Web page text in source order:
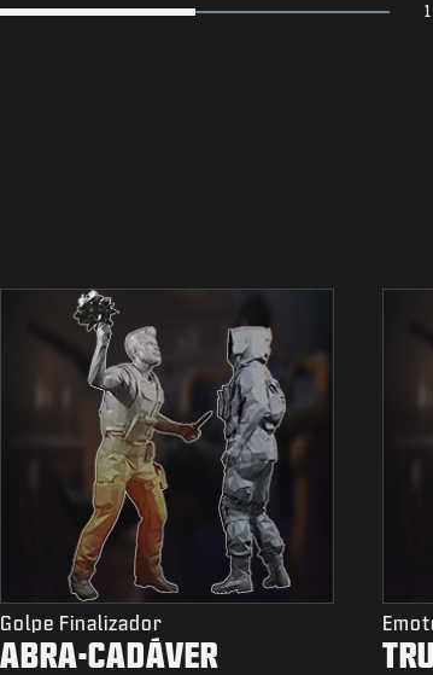
Golpe Finalizador
ABRA-CADÁVER